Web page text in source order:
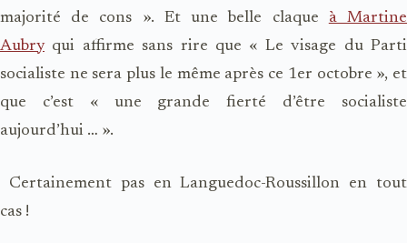
majorité de cons ». Et une belle claque à Martine
Aubryqui affirme sans rire que « Le visage du Parti
socialiste ne sera plus le même après ce 1er octobre », et
que c’est « une grande fierté d’être socialiste
aujourd’hui … ».
Certainement pas en Languedoc-Roussillon en tout
cas !